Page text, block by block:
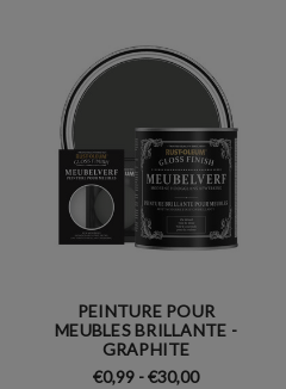
PEINTURE POUR
MEUBLES BRILLANTE -
GRAPHITE
€0,99 - €30,00